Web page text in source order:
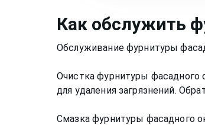
Как обслужить
Обслуживание фурнитуры
Очистка фурнитуры фасадного
для удаления загрязнений.
Смазка фурнитуры фасадного